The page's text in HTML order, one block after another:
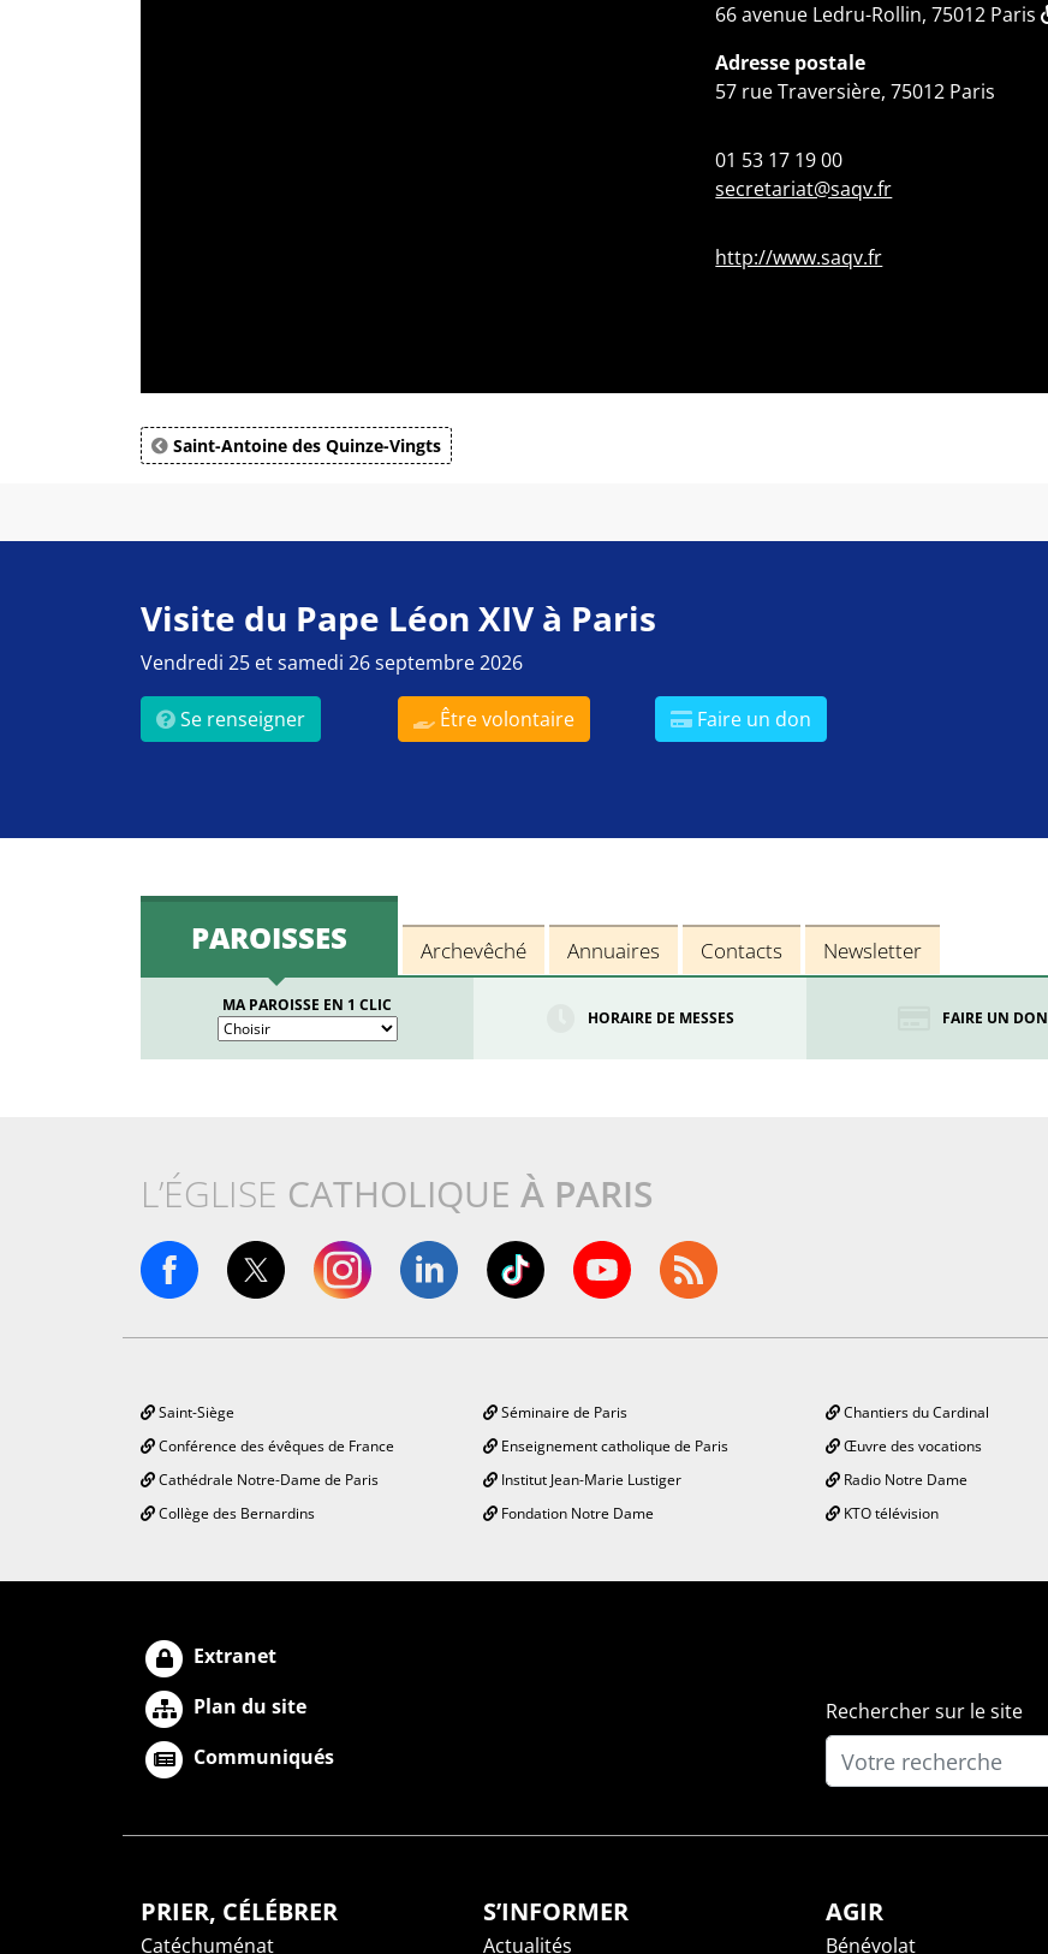
66 avenue Ledru-Rollin, 75012 Paris
Adresse postale
57 rue Traversière, 75012 Paris
01 53 17 19 00
secretariat@saqv.fr
http://www.saqv.fr
Saint-Antoine des Quinze-Vingts
Visite du Pape Léon XIV à Paris
Vendredi 25 et samedi 26 septembre 2026
Se renseigner Être volontaire Faire un don
PAROISSES Archevêché Annuaires Contacts Newsletter
MA PAROISSE EN 1 CLIC
HORAIRE DE MESSES FAIRE UN DON
L’ÉGLISE CATHOLIQUE À PARIS
Saint-Siège
Conférence des évêques de France
Cathédrale Notre-Dame de Paris
Collège des Bernardins
Séminaire de Paris
Enseignement catholique de Paris
Institut Jean-Marie Lustiger
Fondation Notre Dame
Chantiers du Cardinal
Œuvre des vocations
Radio Notre Dame
KTO télévision
Extranet
Plan du site
Communiqués
Rechercher sur le site
PRIER, CÉLÉBRER
Catéchuménat
S’INFORMER
Actualités
AGIR
Bénévolat